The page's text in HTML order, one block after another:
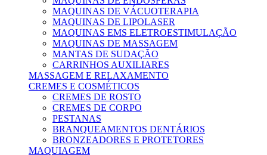
MAQUINAS DE VÁCUOTERAPIA
MAQUINAS DE LIPOLASER
MAQUINAS EMS ELETROESTIMULAÇÃO
MAQUINAS DE MASSAGEM
MANTAS DE SUDAÇÃO
CARRINHOS AUXILIARES
MASSAGEM E RELAXAMENTO
CREMES E COSMÉTICOS
CREMES DE ROSTO
CREMES DE CORPO
PESTANAS
BRANQUEAMENTOS DENTÁRIOS
BRONZEADORES E PROTETORES
MAQUIAGEM